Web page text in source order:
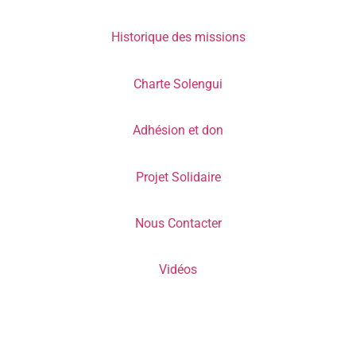
Historique des missions
Charte Solengui
Adhésion et don
Projet Solidaire
Nous Contacter
Vidéos